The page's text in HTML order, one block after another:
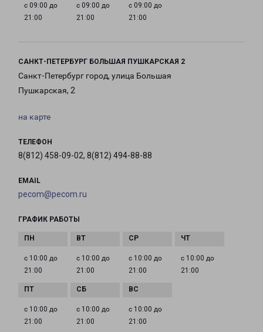
с 09:00 до
21:00
с 09:00 до
21:00
с 09:00 до
21:00
САНКТ-ПЕТЕРБУРГ БОЛЬШАЯ ПУШКАРСКАЯ 2
Санкт-Петербург город, улица Большая
Пушкарская, 2
на карте
ТЕЛЕФОН
8(812) 458-09-02, 8(812) 494-88-88
EMAIL
pecom@pecom.ru
ГРАФИК РАБОТЫ
с 10:00 до
21:00
с 10:00 до
21:00
с 10:00 до
21:00
с 10:00 до
21:00
с 10:00 до
21:00
с 10:00 до
21:00
с 10:00 до
21:00